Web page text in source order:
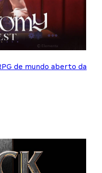
de mundo aberto da